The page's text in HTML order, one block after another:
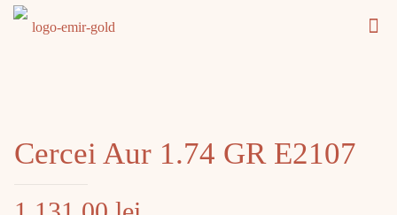
Cercei Aur 1.74 GR E2107